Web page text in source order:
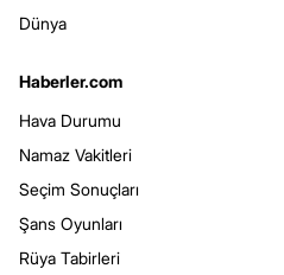
Dünya
Haberler.com
Hava Durumu
Namaz Vakitleri
Seçim Sonuçları
Şans Oyunları
Rüya Tabirleri